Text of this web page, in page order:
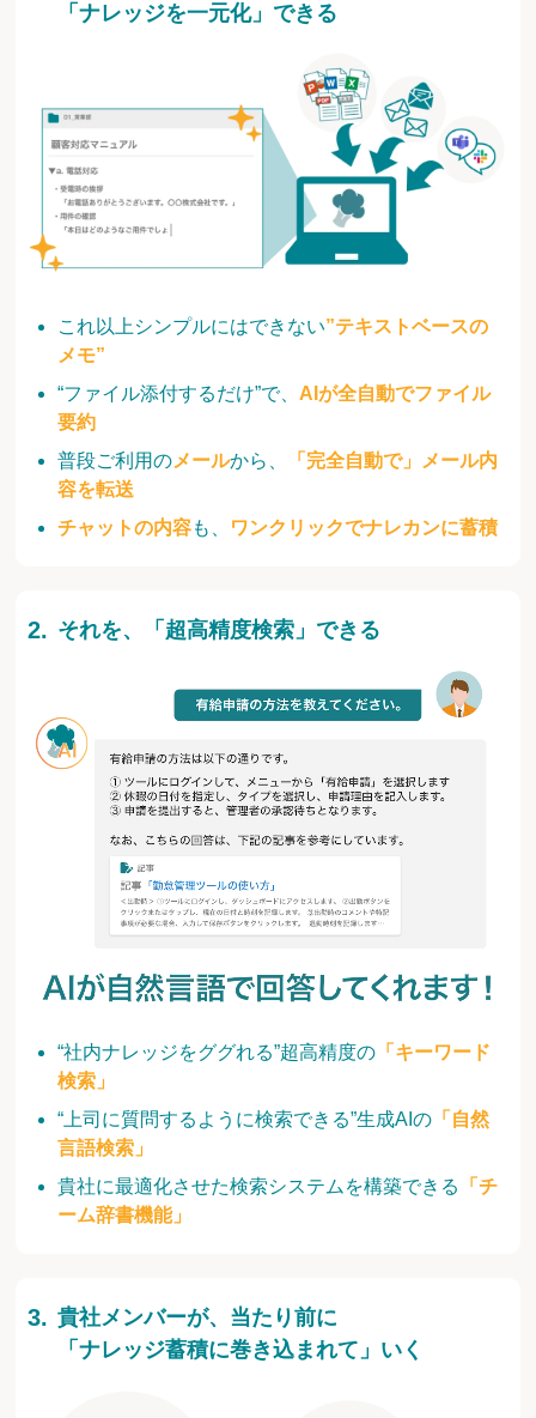
これ以上シンプルにはできない”テキストベースの
メモ”
“ファイル添付するだけ”で、 AIが全自動でファイル
要約
普段ご利用のメールから、
「完全自動で」メール内
容を転送
チャットの内容も、 ワンクリックでナレカンに蓄積
「ナレッジを一元化」できる
“社内ナレッジをググれる”超高精度の 「キーワード
検索」
“上司に質問するように検索できる”生成AIの 「自然
言語検索」
貴社に最適化させた検索システムを構築できる
「チ
ーム辞書機能」
それを、「超高精度検索」できる
貴社メンバーが、当たり前に
「ナレッジ蓄積に巻き込まれて」いく